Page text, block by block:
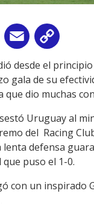
WhatsApp
Email
Link
desde el
gala de su
que dio muchas
Uruguay al
del Racing
defensa
puso el 1-0.
con un inspirado